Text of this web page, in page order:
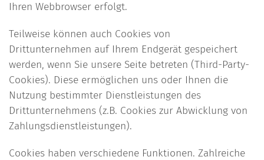
Ihren Webbrowser erfolgt.
Teilweise können auch Cookies von
Drittunternehmen auf Ihrem Endgerät gespeichert
werden, wenn Sie unsere Seite betreten (Third-Party-
Cookies). Diese ermöglichen uns oder Ihnen die
Nutzung bestimmter Dienstleistungen des
Drittunternehmens (z.B. Cookies zur Abwicklung von
Zahlungsdienstleistungen).
Cookies haben verschiedene Funktionen. Zahlreiche